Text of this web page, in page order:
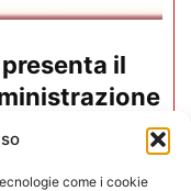
come i cookie
il